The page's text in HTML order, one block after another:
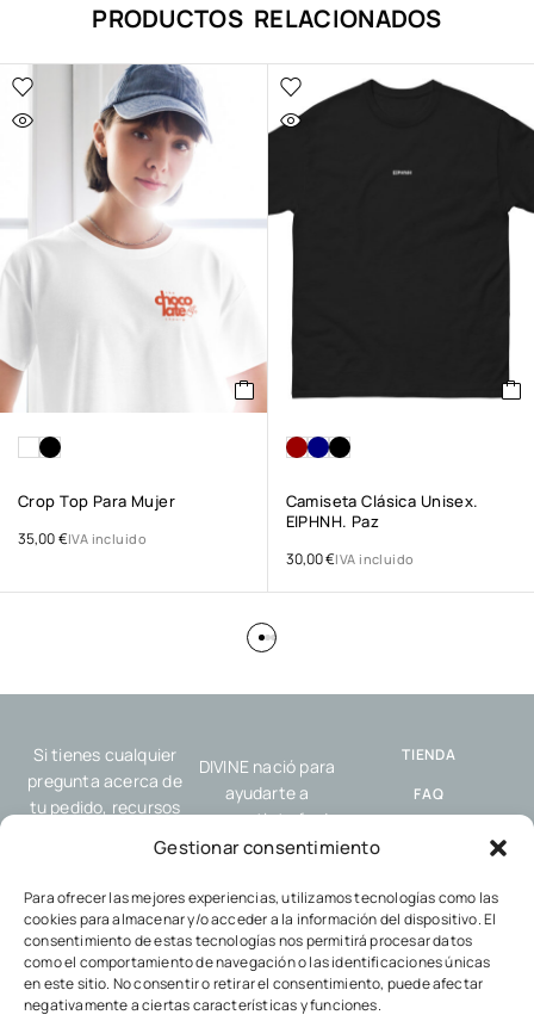
Gestionar consentimiento
Para ofrecer las mejores experiencias, utilizamos tecnologías como las
cookies para almacenar y/o acceder a la información del dispositivo. El
consentimiento de estas tecnologías nos permitirá procesar datos
como el comportamiento de navegación o las identificaciones únicas
en este sitio. No consentir o retirar el consentimiento, puede afectar
negativamente a ciertas características y funciones.
PRODUCTOS RELACIONADOS
Crop Top Para Mujer
35,00€IVA incluido
Camiseta Clásica Unisex.
ΕΙΡΗΝΗ. Paz
30,00€IVA incluido
Si tienes cualquier
pregunta acerca de
tu pedido, recursos
por favor, contacta
DIVINE nació para
ayudarte a
compartir tu fe de
forma sencilla y
estés: en el trabajo,
en el gimnasio, con
tus amigos o en
cualquier encuentro
cotidiano.
TIENDA
FAQ
DEVOLUCIONES
POLÍTICA DE
COOKIES
POLÍTICA DE
PRIVACIDAD